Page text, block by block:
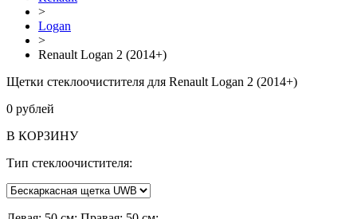
>
Logan
>
Renault Logan 2 (2014+)
Щетки стеклоочистителя для Renault Logan 2 (2014+)
0 рублей
В КОРЗИНУ
Тип стеклоочистителя: